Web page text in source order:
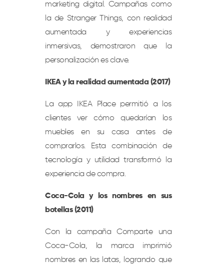
marketing digital. Campañas como
la de Stranger Things, con realidad
aumentada y experiencias
inmersivas, demostraron que la
personalización es clave.
IKEA y la realidad aumentada (2017)
La app IKEA Place permitió a los
clientes ver cómo quedarían los
muebles en su casa antes de
comprarlos. Esta combinación de
tecnología y utilidad transformó la
experiencia de compra.
Coca-Cola y los nombres en sus
botellas (2011)
Con la campaña Comparte una
Coca-Cola, la marca imprimió
nombres en las latas, logrando que